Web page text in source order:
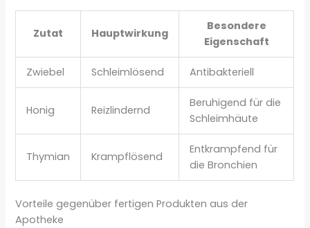
Zutat Hauptwirkung
Besondere
Eigenschaft
Zwiebel Schleimlösend Antibakteriell
Honig Reizlindernd
Beruhigend für die
Schleimhäute
Thymian Krampflösend
Entkrampfend für
die Bronchien
Vorteile gegenüber fertigen Produkten aus der
Apotheke